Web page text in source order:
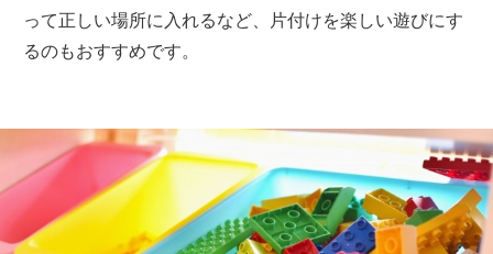
って正しい場所に入れるなど、片付けを楽しい遊びにす
るのもおすすめです。